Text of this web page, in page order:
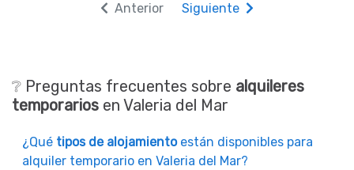
Anterior Siguiente
❔ Preguntas frecuentes sobre alquileres
temporarios en Valeria del Mar
¿Qué tipos de alojamientoestán disponibles para
alquiler temporario en Valeria del Mar?